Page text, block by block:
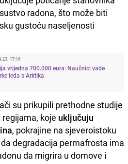
radona, što može biti
gustoću naseljenosti
17:16
vrijedna 700.000 eura: Naučnici vade
leda s Arktika
su prikupili prethodne studije
koje uključuju
, pokrajine na sjeveroistoku
degradacija permafrosta ima
da migrira u domove i